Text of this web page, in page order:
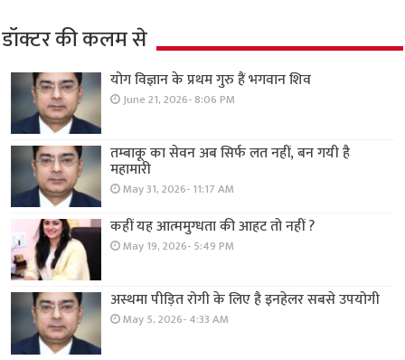
डॉक्टर की कलम से
योग विज्ञान के प्रथम गुरु हैं भगवान शिव
June 21, 2026- 8:06 PM
तम्बाकू का सेवन अब सिर्फ लत नहीं, बन गयी है
महामारी
May 31, 2026- 11:17 AM
कहीं यह आत्ममुग्धता की आहट तो नहीं ?
May 19, 2026- 5:49 PM
अस्थमा पीड़ित रोगी के लिए है इनहेलर सबसे उपयोगी
May 5, 2026- 4:33 AM